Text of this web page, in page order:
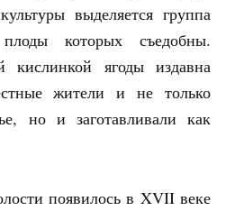
выделяется группа
которых съедобны.
кислинкой ягоды издавна
жители и не только
но и заготавливали как
появилось в XVII веке